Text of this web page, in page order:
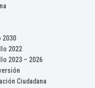
2030
2022
2023 – 2026
Ciudadana